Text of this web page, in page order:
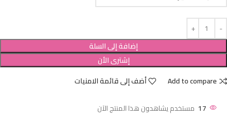
إضافة إلى السلة
إشترى الأن
Add to compare
أضف إلى قائمة الامنيات
17 مستخدم يشاهدون هذا المنتج الآن